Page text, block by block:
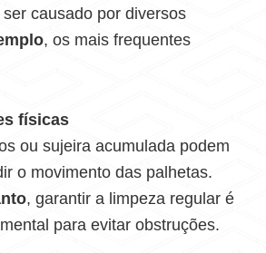
ser causado por diversos
, os mais frequentes
físicas
ou sujeira acumulada podem
o movimento das palhetas.
, garantir a limpeza regular é
para evitar obstruções.